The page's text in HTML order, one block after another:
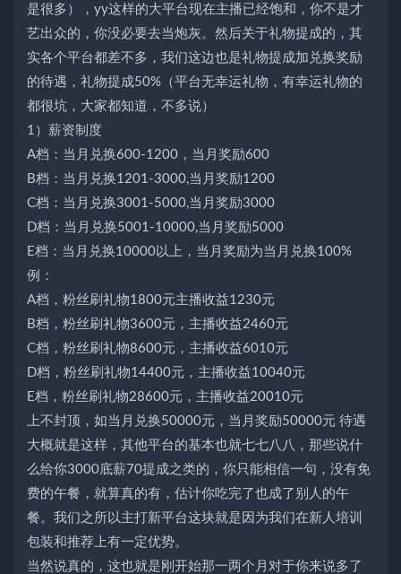
是很多），yy这样的大平台现在主播已经饱和，你不是才
艺出众的，你没必要去当炮灰。然后关于礼物提成的，其
实各个平台都差不多，我们这边也是礼物提成加兑换奖励
的待遇，礼物提成50%（平台无幸运礼物，有幸运礼物的
都很坑，大家都知道，不多说）
1）薪资制度
A档：当月兑换600-1200，当月奖励600
B档：当月兑换1201-3000,当月奖励1200
C档：当月兑换3001-5000,当月奖励3000
D档：当月兑换5001-10000,当月奖励5000
E档：当月兑换10000以上，当月奖励为当月兑换100%
例：
A档，粉丝刷礼物1800元主播收益1230元
B档，粉丝刷礼物3600元，主播收益2460元
C档，粉丝刷礼物8600元，主播收益6010元
D档，粉丝刷礼物14400元，主播收益10040元
E档，粉丝刷礼物28600元，主播收益20010元
上不封顶，如当月兑换50000元，当月奖励50000元 待遇
大概就是这样，其他平台的基本也就七七八八，那些说什
么给你3000底薪70提成之类的，你只能相信一句，没有免
费的午餐，就算真的有，估计你吃完了也成了别人的午
餐。我们之所以主打新平台这块就是因为我们在新人培训
包装和推荐上有一定优势。
当然说真的，这也就是刚开始那一两个月对于你来说多了